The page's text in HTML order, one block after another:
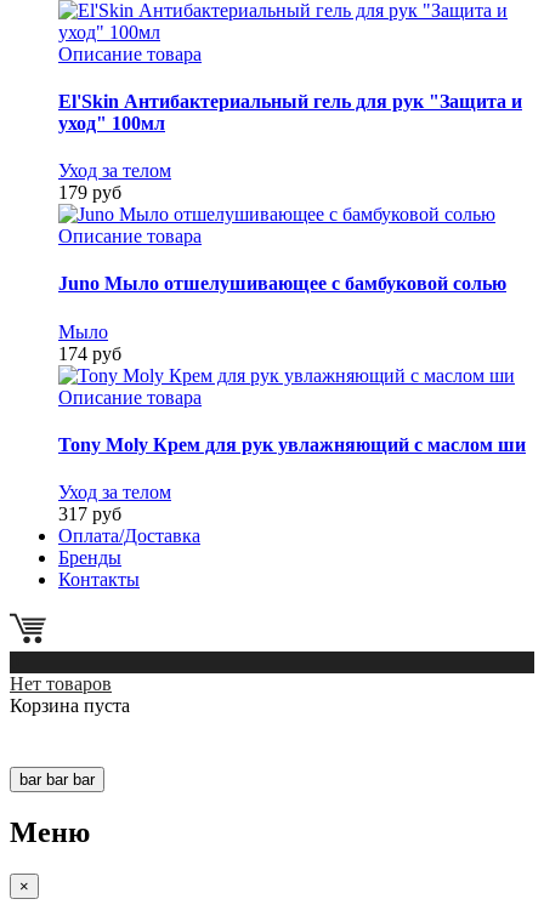
Описание товара
El'Skin Антибактериальный гель для рук "Защита и
уход" 100мл
Уход за телом
179 руб
Описание товара
Juno Мыло отшелушивающее с бамбуковой солью
Мыло
174 руб
Описание товара
Tony Moly Крем для рук увлажняющий c маслом ши
Уход за телом
317 руб
Оплата/Доставка
Бренды
Контакты
Нет товаров
Корзина пуста
bar bar bar
Меню
×